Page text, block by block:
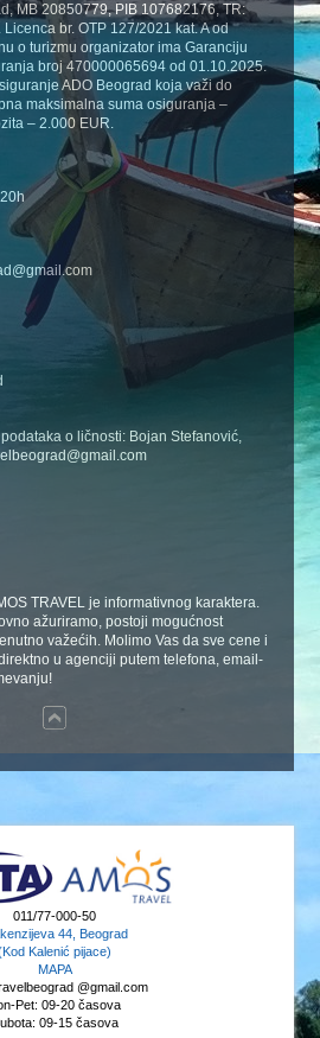
MB 20850779, PIB 107682176, TR:
br. OTP 127/2021 kat. A od
o turizmu organizator ima Garanciju
broj 470000065694 od 01.10.2025.
ADO Beograd koja važi do
maksimalna suma osiguranja –
– 2.000 EUR.
o ličnosti: Bojan Stefanović,
TRAVEL je informativnog karaktera.
ažuriramo, postoji mogućnost
važećih. Molimo Vas da sve cene i
u agenciji putem telefona, email-
011/77-000-50
44, Beograd
Kalenić pijace)
MAPA
@gmail.com
Pet: 09-20 časova
09-15 časova